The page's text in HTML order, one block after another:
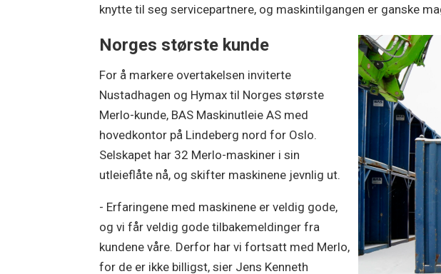
knytte til seg servicepartnere, og maskintilgangen er ganske
Norges største kunde
For å markere overtakelsen inviterte
Nustadhagen og Hymax til Norges største
Merlo-kunde, BAS Maskinutleie AS med
hovedkontor på Lindeberg nord for Oslo.
Selskapet har 32 Merlo-maskiner i sin
utleieflåte nå, og skifter maskinene jevnlig ut.
- Erfaringene med maskinene er veldig gode,
og vi får veldig gode tilbakemeldinger fra
kundene våre. Derfor har vi fortsatt med Merlo,
for de er ikke billigst, sier Jens Kenneth